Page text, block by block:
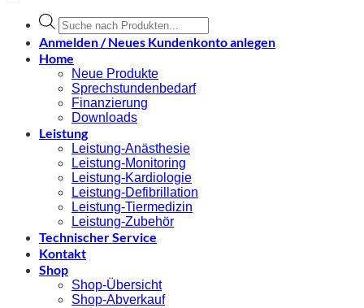
Products
search
Anmelden / Neues Kundenkonto anlegen
Home
Neue Produkte
Sprechstundenbedarf
Finanzierung
Downloads
Leistung
Leistung-Anästhesie
Leistung-Monitoring
Leistung-Kardiologie
Leistung-Defibrillation
Leistung-Tiermedizin
Leistung-Zubehör
Technischer Service
Kontakt
Shop
Shop-Übersicht
Shop-Abverkauf